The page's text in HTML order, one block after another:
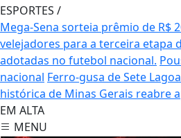
ESPORTES /
Mega-Sena sorteia prêmio de R$
velejadores para a terceira etapa
adotadas no futebol nacional.
nacional Ferro-gusa de Sete
histórica de Minas Gerais reabre
EM ALTA
MENU